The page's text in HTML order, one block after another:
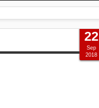
22
Sep
2018